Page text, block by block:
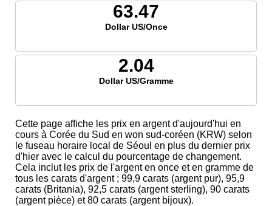
63.47
Dollar US/Once
2.04
Dollar US/Gramme
Cette page affiche les prix en argent d'aujourd'hui en
cours à Corée du Sud en won sud-coréen (KRW) selon
le fuseau horaire local de Séoul en plus du dernier prix
d'hier avec le calcul du pourcentage de changement.
Cela inclut les prix de l'argent en once et en gramme de
tous les carats d'argent ; 99,9 carats (argent pur), 95,9
carats (Britania), 92,5 carats (argent sterling), 90 carats
(argent pièce) et 80 carats (argent bijoux).